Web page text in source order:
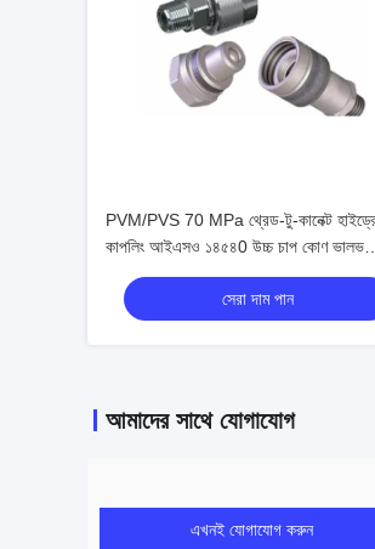
PVM/PVS 70 MPa থ্রেড-টু-কানেক্ট
কাপলিং আইএসও ১৪৫৪0 উচ্চ চাপ কোণ ভালভ
সংযোগকারী
সেরা দাম পান
আমাদের সাথে যোগাযোগ
এখনই যোগাযোগ করুন